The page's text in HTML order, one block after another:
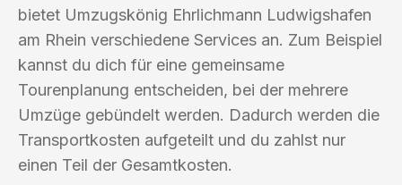
bietet Umzugskönig Ehrlichmann Ludwigshafen
am Rhein verschiedene Services an. Zum Beispiel
kannst du dich für eine gemeinsame
Tourenplanung entscheiden, bei der mehrere
Umzüge gebündelt werden. Dadurch werden die
Transportkosten aufgeteilt und du zahlst nur
einen Teil der Gesamtkosten.